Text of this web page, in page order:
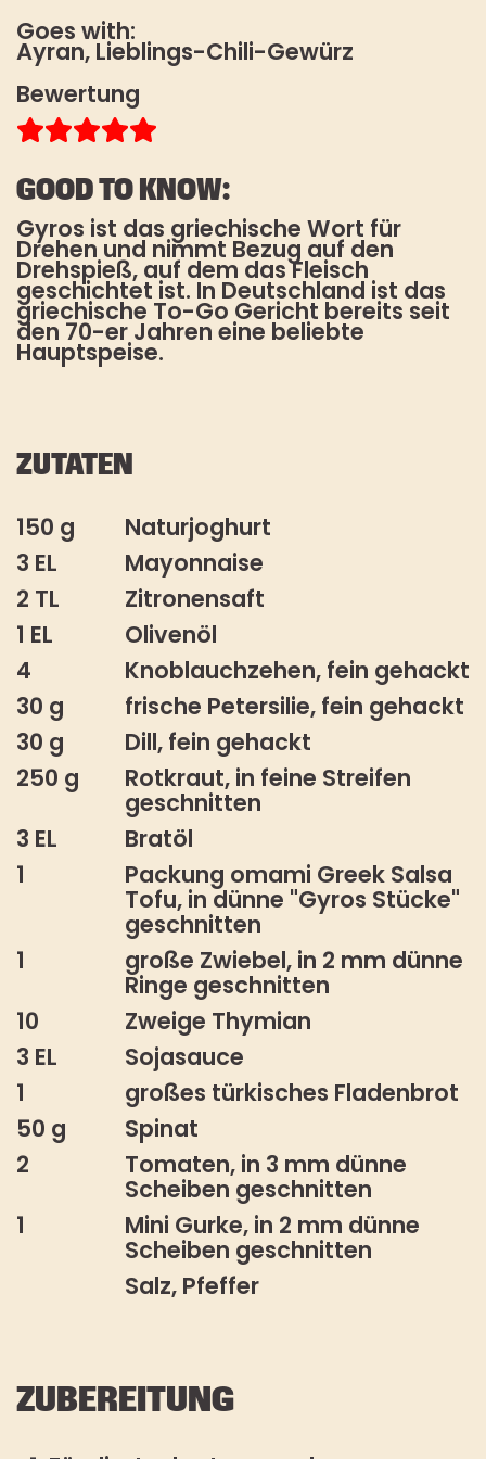
FAQ
STOREFINDER
Goes with:
Ayran, Lieblings-Chili-Gewürz
Bewertung
GOOD TO KNOW:
Gyros ist das griechische Wort für
Drehen und nimmt Bezug auf den
Drehspieß, auf dem das Fleisch
geschichtet ist. In Deutschland ist das
griechische To-Go Gericht bereits seit
den 70-er Jahren eine beliebte
Hauptspeise.
ZUTATEN
150 g
Naturjoghurt
3 EL
Mayonnaise
2 TL
Zitronensaft
1 EL
Olivenöl
4
Knoblauchzehen, fein gehackt
30 g
frische Petersilie, fein gehackt
30 g
Dill, fein gehackt
250 g
Rotkraut, in feine Streifen
geschnitten
3 EL
Bratöl
1
Packung omami Greek Salsa
Tofu, in dünne "Gyros Stücke"
geschnitten
1
große Zwiebel, in 2 mm dünne
Ringe geschnitten
10
Zweige Thymian
3 EL
Sojasauce
1
großes türkisches Fladenbrot
50 g
Spinat
2
Tomaten, in 3 mm dünne
Scheiben geschnitten
1
Mini Gurke, in 2 mm dünne
Scheiben geschnitten
Salz, Pfeffer
ZUBEREITUNG
Es gelten unsere
Datenschutzbestimmungen
jederzeit möglich.
*Pflichtfeld